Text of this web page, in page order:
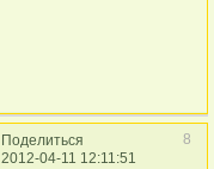
Поделиться
8
2012-04-11 12:11:51